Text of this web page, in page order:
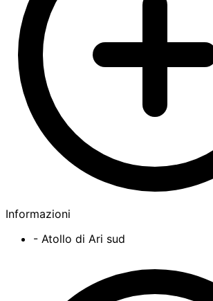
Informazioni
- Atollo di Ari sud